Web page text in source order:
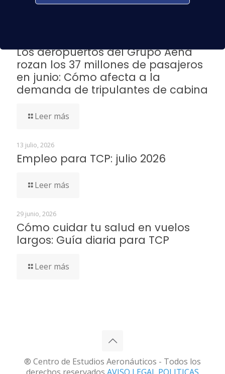
Los aeropuertos del Grupo Aena
rozan los 37 millones de pasajeros
en junio: Cómo afecta a la
demanda de tripulantes de cabina
Leer más
13 julio, 2026
Empleo para TCP: julio 2026
Leer más
29 junio, 2026
Cómo cuidar tu salud en vuelos
largos: Guía diaria para TCP
Leer más
® Centro de Estudios Aeronáuticos - Todos los